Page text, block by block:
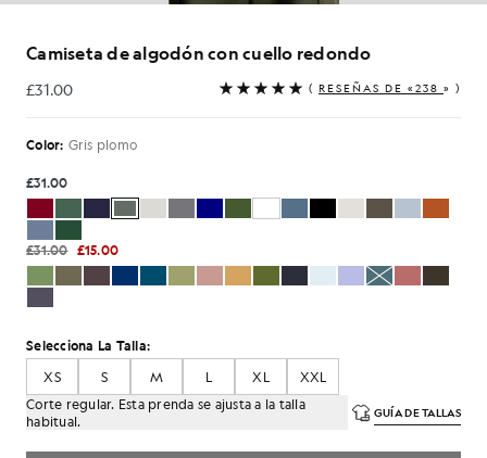
Camiseta de algodón con cuello redondo
£31.00
£31.00 ( RESEÑAS DE «238 » )
Color: Gris plomo
£31.00
£31.00 £15.00
Selecciona La Talla:
XS
S M L XL
XXL
Corte regular. Esta prenda se ajusta a la talla
habitual.
GUÍA DE TALLAS